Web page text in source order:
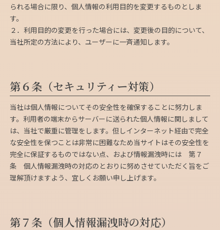
られる場合に限り、個人情報の利用目的を変更するものとしま
す。
２．利用目的の変更を行った場合には、変更後の目的について、
当社所定の方法により、ユーザーに一斉通知します。
第６条（セキュリティー対策）
当社は個人情報についてその安全性を確保することに努力しま
す。利用者の端末からサーバーに送られた個人情報に関しまして
は、当社で厳重に管理をします。但しインターネット経由で完全
な安全性を保つことは非常に困難なため当サイトはその安全性を
完全に保証するものではない点、および情報漏洩時には 第７
条 個人情報漏洩時の対応のとおりに努めさせていただく旨をご
理解頂けますよう、宜しくお願い申し上げます。
第７条（個人情報漏洩時の対応）